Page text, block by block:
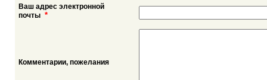
Ваш адрес электронной
почты *
Комментарии, пожелания